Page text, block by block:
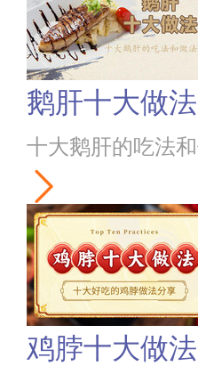
鹅肝十大做法
十大鹅肝的吃法
鸡脖十大做法